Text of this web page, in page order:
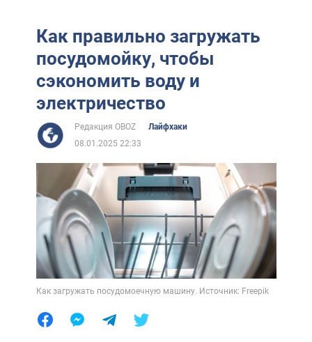
Как правильно загружать
посудомойку, чтобы
сэкономить воду и
электричество
Редакция OBOZ
Лайфхаки
08.01.2025 22:33
Как загружать посудомоечную машину. Источник: Freepik